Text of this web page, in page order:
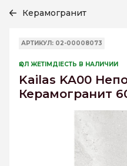
Керамогранит
АРТИКУЛ: 02-00008073
ҚОЛ ЖЕТІМДІЕСТЬ В НАЛИЧИИ
Kailas KA00
Керамогранит